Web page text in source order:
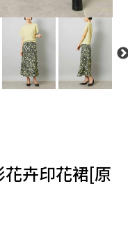
花卉印花裙[原